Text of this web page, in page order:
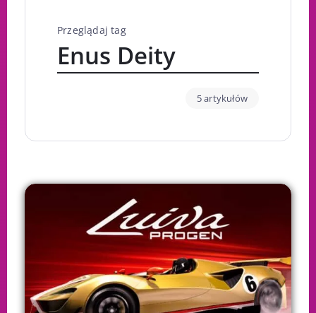
Przeglądaj tag
Enus Deity
5 artykułów